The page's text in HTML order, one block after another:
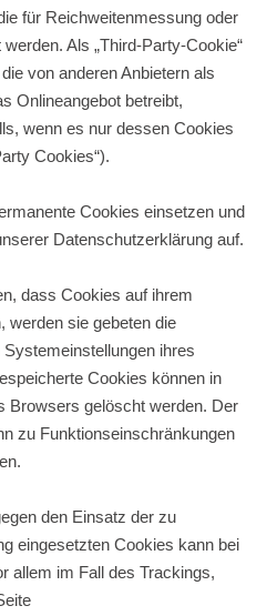
für Reichweitenmessung oder
Als „Third-Party-Cookie“
von anderen Anbietern als
Onlineangebot betreibt,
wenn es nur dessen Cookies
Cookies“).
Cookies einsetzen und
Datenschutzerklärung auf.
dass Cookies auf ihrem
werden sie gebeten die
ihres
Cookies können in
Browsers gelöscht werden. Der
zu Funktionseinschränkungen
den Einsatz der zu
eingesetzten Cookies kann bei
allem im Fall des Trackings,